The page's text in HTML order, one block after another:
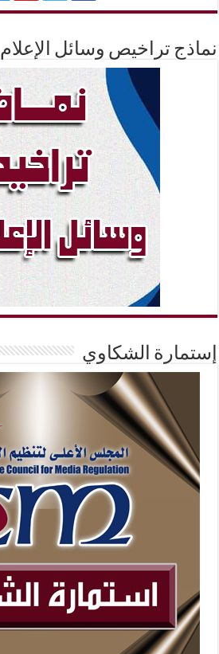
نماذج تراخيص وسائل الإعلام
إستمارة الشكاوي